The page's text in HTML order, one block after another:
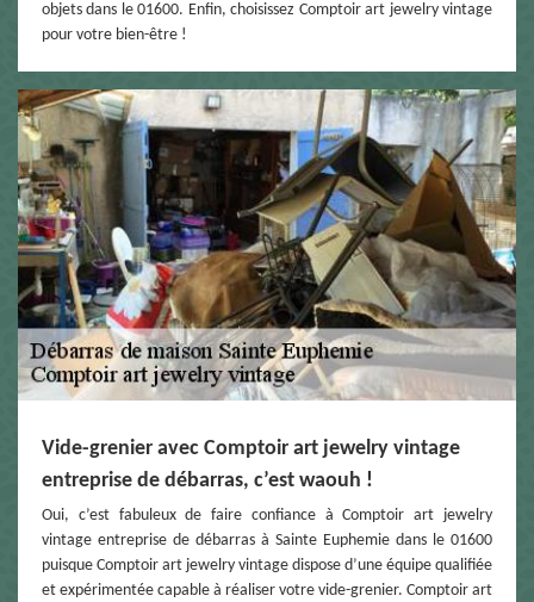
objets dans le 01600. Enfin, choisissez Comptoir art jewelry vintage
pour votre bien-être !
Vide-grenier avec Comptoir art jewelry vintage
entreprise de débarras, c’est waouh !
Oui, c’est fabuleux de faire confiance à Comptoir art jewelry
vintage entreprise de débarras à Sainte Euphemie dans le 01600
puisque Comptoir art jewelry vintage dispose d’une équipe qualifiée
et expérimentée capable à réaliser votre vide-grenier. Comptoir art